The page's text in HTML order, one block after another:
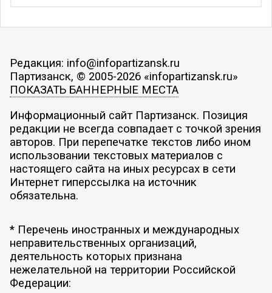
Редакция: info@infopartizansk.ru
Партизанск, © 2005-2026 «infopartizansk.ru»
ПОКАЗАТЬ БАННЕРНЫЕ МЕСТА
Информационный сайт Партизанск. Позиция
редакции не всегда совпадает с точкой зрения
авторов. При перепечатке текстов либо ином
использовании текстовых материалов с
настоящего сайта на иных ресурсах в сети
Интернет гиперссылка на источник
обязательна.
* Перечень иностранных и международных
неправительственных организаций,
деятельность которых признана
нежелательной на территории Российской
Федерации: